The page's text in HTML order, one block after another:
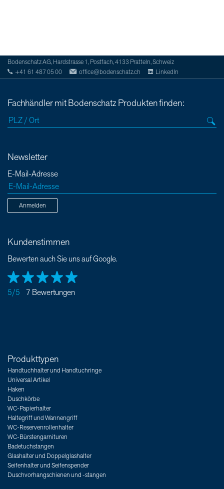
Bodenschatz AG, Hardstrasse 1, Postfach, 4133 Pratteln, Schweiz
+41 61 487 05 00
office@bodenschatz.ch LinkedIn
Fachhändler mit Bodenschatz Produkten finden:
Newsletter
E-Mail-Adresse
Anmelden
Kundenstimmen
Bewerten auch Sie uns auf Google.
5/5 7 Bewertungen
Produkttypen
Handtuchhalter und Handtuchringe
Universal Artikel
Haken
Duschkörbe
WC-Papierhalter
Haltegriff und Wannengriff
WC-Reservenrollenhalter
WC-Bürstengarnituren
Badetuchstangen
Glashalter und Doppelglashalter
Seifenhalter und Seifenspender
Duschvorhangschienen und -stangen